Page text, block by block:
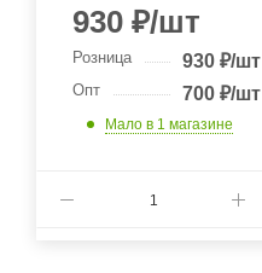
930 ₽/шт
Розница 930₽/шт
Опт 700₽/шт
Мало в 1 магазине